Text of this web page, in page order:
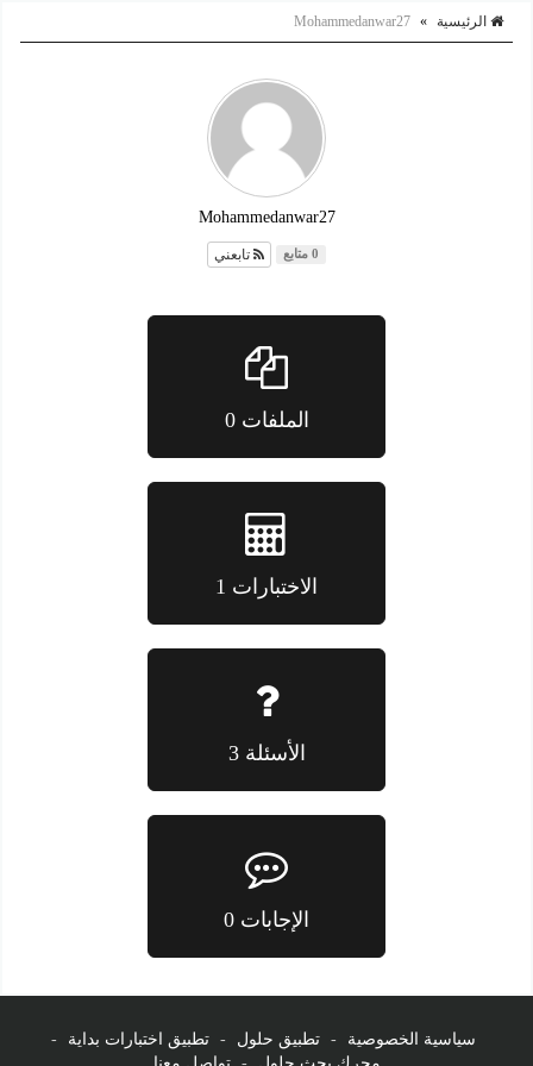
الرئيسية »
Mohammedanwar27
Mohammedanwar27
0 متابع تابعني
الملفات 0
الاختبارات 1
الأسئلة 3
الإجابات 0
سياسية الخصوصية - تطبيق حلول - تطبيق اختبارات بداية
-